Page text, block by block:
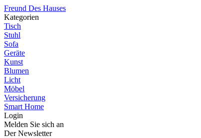
Freund Des Hauses
Kategorien
Tisch
Stuhl
Sofa
Geräte
Kunst
Blumen
Licht
Möbel
Versicherung
Smart Home
Login
Melden Sie sich an
Der Newsletter